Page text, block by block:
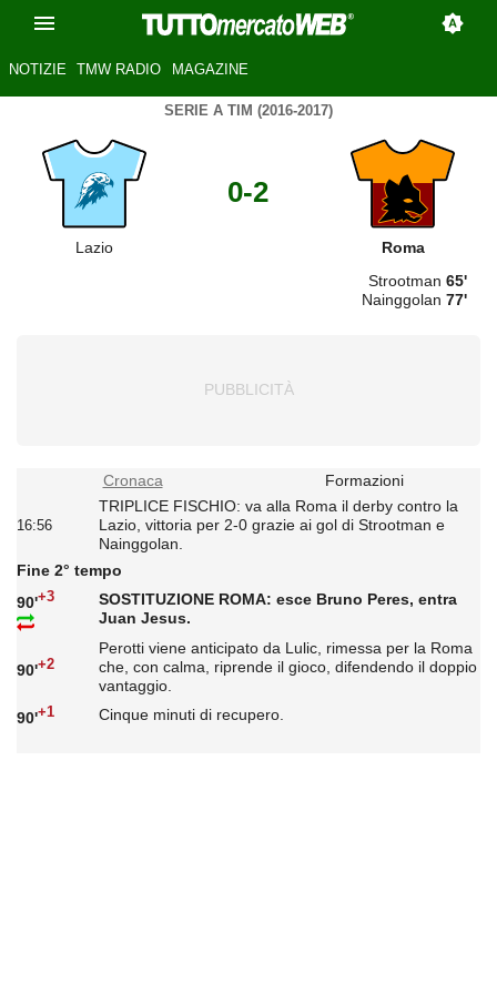
NOTIZIE TMW RADIO MAGAZINE
SERIE A TIM (2016-2017)
Lazio
0-2
Roma
Strootman 65'
Nainggolan 77'
Cronaca Formazioni
16:56
TRIPLICE FISCHIO: va alla Roma il derby contro la
Lazio, vittoria per 2-0 grazie ai gol di Strootman e
Nainggolan.
Fine 2° tempo
90'+3
SOSTITUZIONE ROMA: esce Bruno Peres, entra
Juan Jesus.
90'+2
Perotti viene anticipato da Lulic, rimessa per la Roma
che, con calma, riprende il gioco, difendendo il doppio
vantaggio.
90'+1 Cinque minuti di recupero.